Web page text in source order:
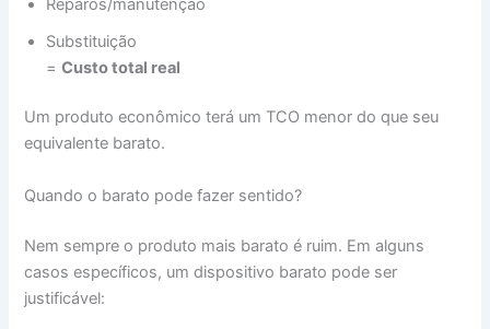
Substituição
=Custo total real
Um produto econômico terá um TCO menor do que seu
equivalente barato.
Quando o barato pode fazer sentido?
Nem sempre o produto mais barato é ruim. Em alguns
casos específicos, um dispositivo barato pode ser
justificável: